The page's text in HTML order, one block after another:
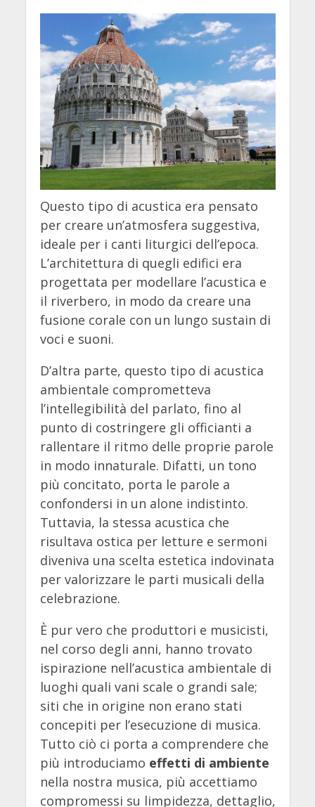
Questo tipo di acustica era pensato
per creare un’atmosfera suggestiva,
ideale per i canti liturgici dell’epoca.
L’architettura di quegli edifici era
progettata per modellare l’acustica e
il riverbero, in modo da creare una
fusione corale con un lungo sustain di
voci e suoni.
D’altra parte, questo tipo di acustica
ambientale comprometteva
l’intellegibilità del parlato, fino al
punto di costringere gli officianti a
rallentare il ritmo delle proprie parole
in modo innaturale. Difatti, un tono
più concitato, porta le parole a
confondersi in un alone indistinto.
Tuttavia, la stessa acustica che
risultava ostica per letture e sermoni
diveniva una scelta estetica indovinata
per valorizzare le parti musicali della
celebrazione.
È pur vero che produttori e musicisti,
nel corso degli anni, hanno trovato
ispirazione nell’acustica ambientale di
luoghi quali vani scale o grandi sale;
siti che in origine non erano stati
concepiti per l’esecuzione di musica.
Tutto ciò ci porta a comprendere che
più introduciamo effetti di ambiente
nella nostra musica, più accettiamo
compromessi su limpidezza, dettaglio,